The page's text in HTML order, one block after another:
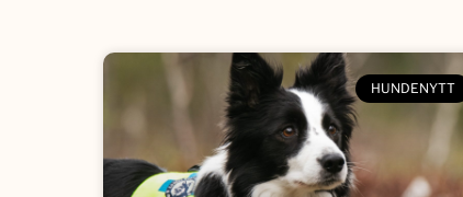
HUNDENYTT